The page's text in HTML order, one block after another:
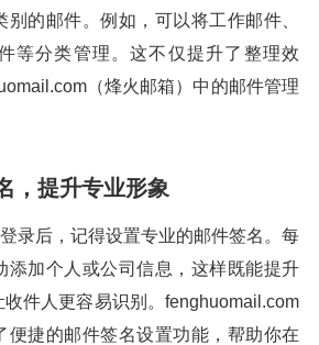
别的邮件。例如，可以将工作邮件、
等分类管理。这不仅提升了整理效
（烽火邮箱）中的邮件管理
，提升专业形象
录后，记得设置专业的邮件签名。每
添加个人或公司信息，这样既能提升
件人更容易识别。fenghuomail.com
便捷的邮件签名设置功能，帮助你在